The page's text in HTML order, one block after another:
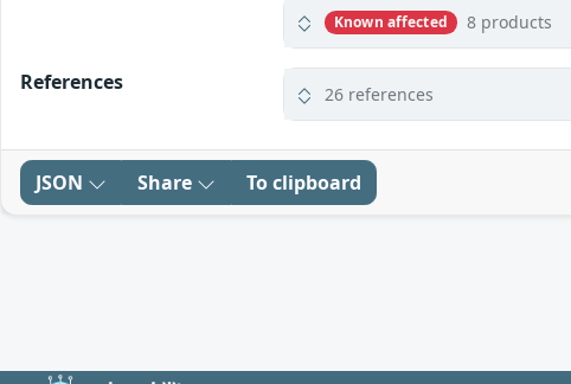
Known affected 8 products
References 26 references
JSON Share To clipboard